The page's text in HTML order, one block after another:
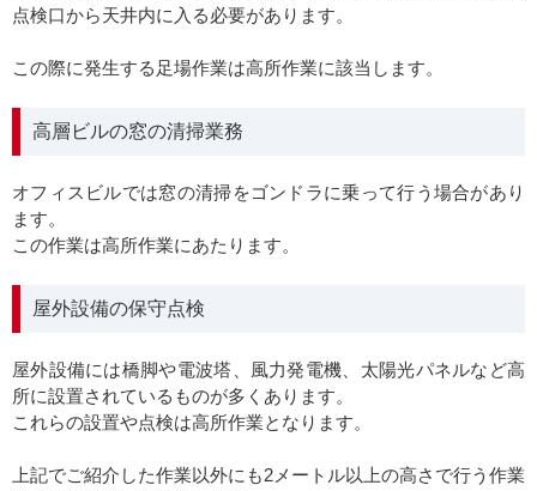
点検口から天井内に入る必要があります。
この際に発生する足場作業は高所作業に該当します。
高層ビルの窓の清掃業務
オフィスビルでは窓の清掃をゴンドラに乗って行う場合があり
ます。
この作業は高所作業にあたります。
屋外設備の保守点検
屋外設備には橋脚や電波塔、風力発電機、太陽光パネルなど高
所に設置されているものが多くあります。
これらの設置や点検は高所作業となります。
上記でご紹介した作業以外にも2メートル以上の高さで行う作業